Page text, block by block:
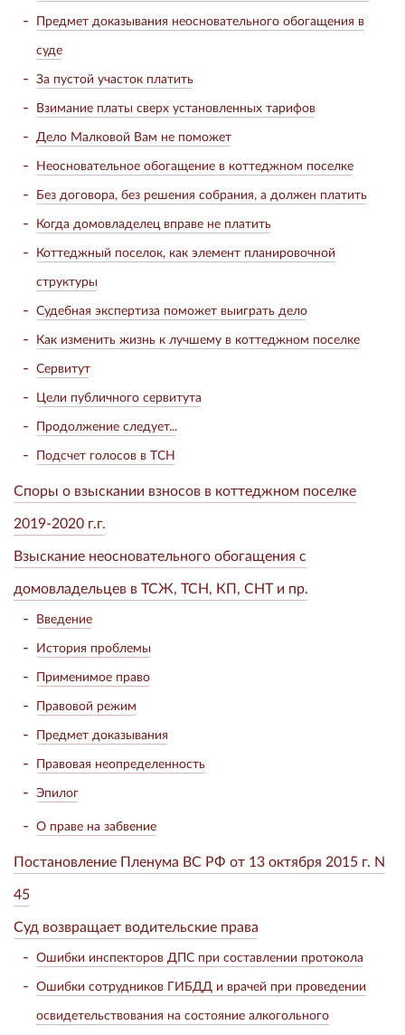
Предмет доказывания неосновательного обогащения в
суде
За пустой участок платить
Взимание платы сверх установленных тарифов
Дело Малковой Вам не поможет
Неосновательное обогащение в коттеджном поселке
Без договора, без решения собрания, а должен платить
Когда домовладелец вправе не платить
Коттеджный поселок, как элемент планировочной
структуры
Судебная экспертиза поможет выиграть дело
Как изменить жизнь к лучшему в коттеджном поселке
Сервитут
Цели публичного сервитута
Продолжение следует...
Подсчет голосов в ТСН
Споры о взыскании взносов в коттеджном поселке
2019-2020 г.г.
Взыскание неосновательного обогащения с
домовладельцев в ТСЖ, ТСН, КП, СНТ и пр.
Введение
История проблемы
Применимое право
Правовой режим
Предмет доказывания
Правовая неопределенность
Эпилог
О праве на забвение
Постановление Пленума ВС РФ от 13 октября 2015 г. N
45
Суд возвращает водительские права
Ошибки инспекторов ДПС при составлении протокола
Ошибки сотрудников ГИБДД и врачей при проведении
освидетельствования на состояние алкогольного